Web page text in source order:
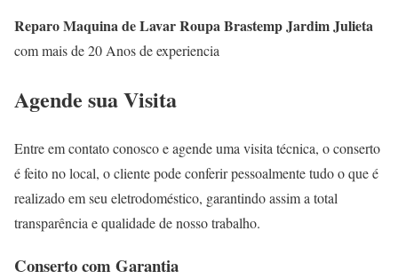
Reparo Maquina de Lavar Roupa Brastemp Jardim Julieta
com mais de 20 Anos de experiencia
Agende sua Visita
Entre em contato conosco e agende uma visita técnica, o conserto
é feito no local, o cliente pode conferir pessoalmente tudo o que é
realizado em seu eletrodoméstico, garantindo assim a total
transparência e qualidade de nosso trabalho.
Conserto com Garantia